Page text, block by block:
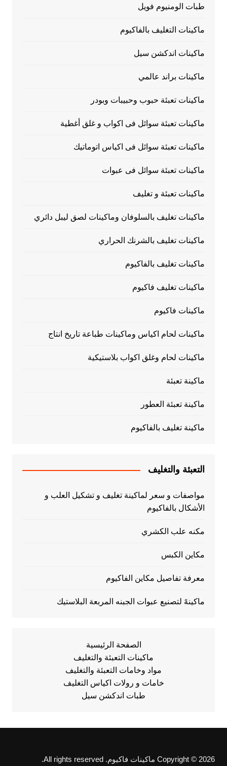
طبات الومنيوم فويل
ماكينات التغليف بالفاكيوم
ماكينات اندكشن سيل
ماكينات براند عالمي
ماكينات تعبئة حبوب وحبيبات وبودر
ماكينات تعبئة سوائل فى اكواب و غلق أغطية
ماكينات تعبئة سوائل فى اكياس اتوماتيك
ماكينات تعبئة سوائل فى عبوات
ماكينات تعبئة و تغليف
ماكينات تغليف بالسلوفان وماكينات لصق ليبل دائري
ماكينات تغليف بالشرنك الحراري
ماكينات تغليف بالفاكيوم
ماكينات تغليف فاكيوم
ماكينات فاكيوم
ماكينات لحام اكياس وماكينات طباعة تاريخ انتاج
ماكينات لحام وغلق اكواب بلاستيكية
ماكينة تعبئة
ماكينة تعبئة العطور
ماكينة تغليف بالفاكيوم
التعبئة والتغليف
مواصفات و سعر لماكينة تغليف و تشكيل العلب و
الأشكال بالفاكيوم
مكنه علب الكشري
مكاين الكبس
معرفة تفاصيل مكاين الفاكيوم
ماكينهً لتصنيع عبوات الجبنه المربعة البلاستيك
الصفحة الرئيسية
ماكينات التعبئة والتغليف
مواد وخامات التعبئة والتغليف
خامات و رولات اكياس التغليف
طبات اندكشن سيل
Copyright © 2026 ماكينات فاكيوم. All rights reserved.